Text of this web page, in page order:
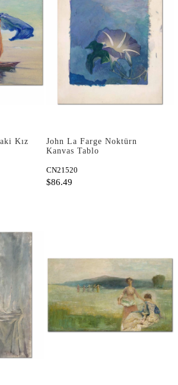
Kız
John La Farge Noktürn
Kanvas Tablo
CN21520
$86.49